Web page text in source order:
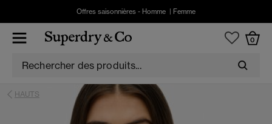
Offres saisonnières - Homme Femme
0
HAUTS